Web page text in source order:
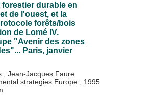
durable en
de l'ouest, et la
forêts/bois
de Lomé IV.
"Avenir des zones
Paris, janvier
; Jean-Jacques Faure
strategies Europe ; 1995